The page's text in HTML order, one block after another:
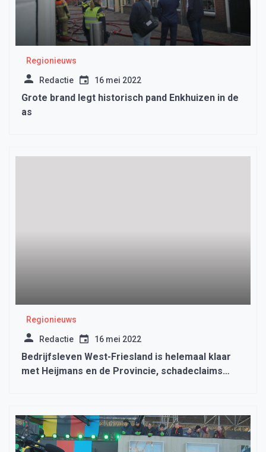
Regionieuws
Redactie 16 mei 2022
Grote brand legt historisch pand Enkhuizen in de
as
Regionieuws
Redactie 16 mei 2022
Bedrijfsleven West-Friesland is helemaal klaar
met Heijmans en de Provincie, schadeclaims